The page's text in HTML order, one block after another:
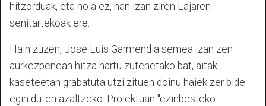
hitzorduak, eta nola ez, han izan ziren Lajaren
senitartekoak ere.
Hain zuzen, Jose Luis Garmendia semea izan zen
aurkezpenean hitza hartu zutenetako bat, aitak
kaseteetan grabatuta utzi zituen doinu haiek zer bide
egin duten azaltzeko. Proiektuan "ezinbesteko